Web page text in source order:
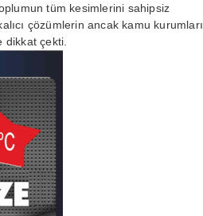
tüm kesimlerini sahipsiz
çözümlerin ancak kamu kurumları,
dikkat çekti.